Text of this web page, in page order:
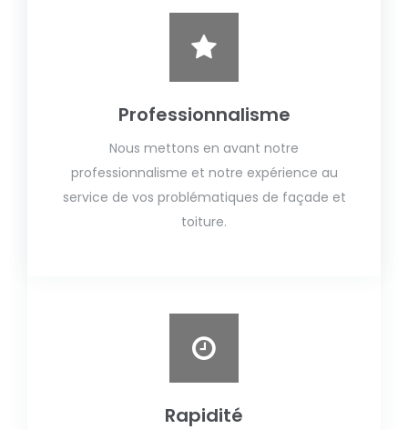
Professionnalisme
Nous mettons en avant notre
professionnalisme et notre expérience au
service de vos problématiques de façade et
toiture.
Rapidité